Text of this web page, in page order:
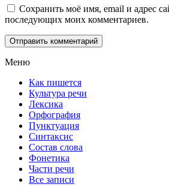
Сохранить моё имя, email и адрес
последующих моих комментариев.
Меню
Как пишется
Культура речи
Лексика
Орфография
Пунктуация
Синтаксис
Состав слова
Фонетика
Части речи
Все записи